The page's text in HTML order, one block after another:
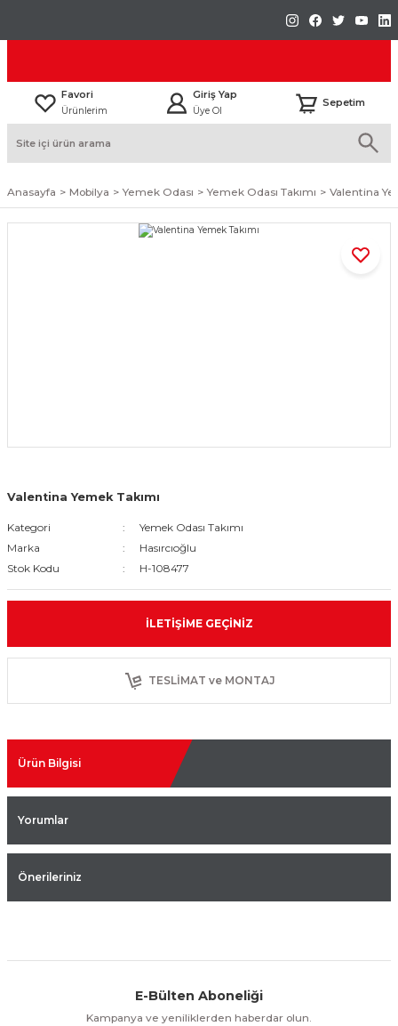
Favori
Ürünlerim
Giriş Yap
Üye Ol
Sepetim
Anasayfa Mobilya Yemek Odası Yemek Odası Takımı Valentina
Valentina Yemek Takımı
Kategori
Yemek Odası Takımı
Marka
Hasırcıoğlu
Stok Kodu
H-108477
İLETIŞIME GEÇINIZ
TESLİMAT ve MONTAJ
Ürün Bilgisi
Yorumlar
Önerileriniz
Kolay İade & Değişim Güvenli Alışveriş
E-Bülten Aboneliği
Kampanya ve yeniliklerden haberdar olun.